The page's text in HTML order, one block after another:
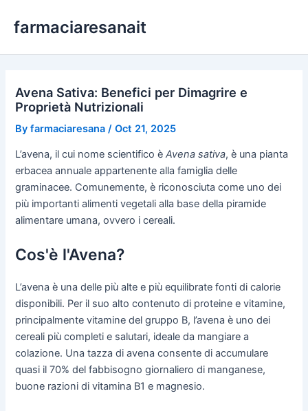
farmaciaresanait
Avena Sativa: Benefici per Dimagrire e
Proprietà Nutrizionali
Byfarmaciaresana /Oct 21, 2025
L’avena, il cui nome scientifico èAvena sativa, è una pianta
erbacea annuale appartenente alla famiglia delle
graminacee. Comunemente, è riconosciuta come uno dei
più importanti alimenti vegetali alla base della piramide
alimentare umana, ovvero i cereali.
Cos'è l'Avena?
L’avena è una delle più alte e più equilibrate fonti di calorie
disponibili. Per il suo alto contenuto di proteine e vitamine,
principalmente vitamine del gruppo B, l’avena è uno dei
cereali più completi e salutari, ideale da mangiare a
colazione. Una tazza di avena consente di accumulare
quasi il 70% del fabbisogno giornaliero di manganese,
buone razioni di vitamina B1 e magnesio.